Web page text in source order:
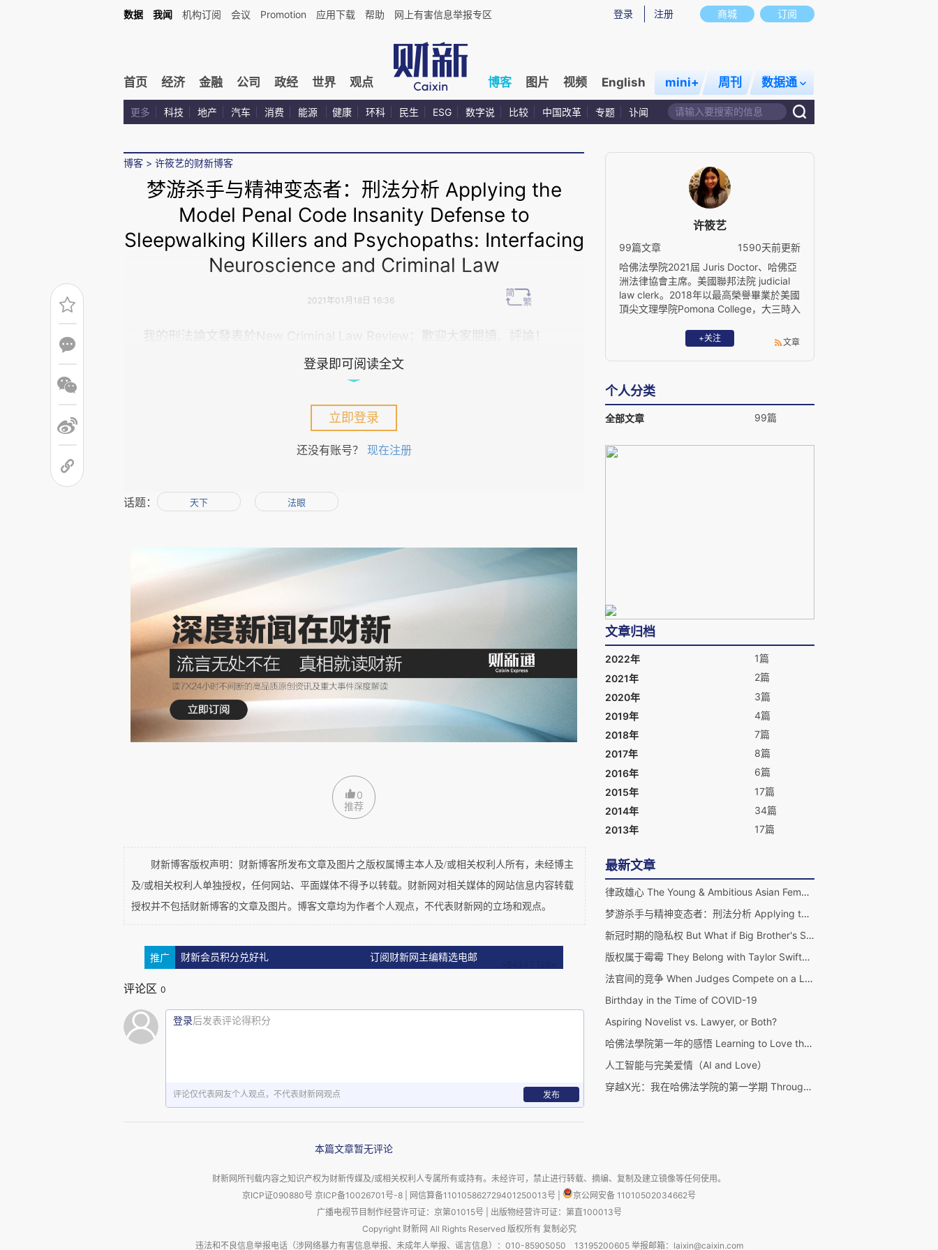
商城 订阅
登录 注册
数据 我闻 机构订阅 会议 Promotion 应用下载 帮助 网上有害信息举报专区
首页 经济 金融 公司 政经 世界 观点 博客 图片 视频 English mini+ 周刊 数据通
更多 科技 地产 汽车 消费 能源 健康 环科 民生 ESG 数字说 比较 中国改革 专题 讣闻
博客 > 许筱艺的财新博客
梦游杀手与精神变态者：刑法分析 Applying the
Model Penal Code Insanity Defense to
Sleepwalking Killers and Psychopaths: Interfacing
Neuroscience and Criminal Law
2021年01月18日 16:36
我的刑法論文發表於 New Criminal Law Review
；歡迎大家閱讀、評論！
登录即可阅读全文
立即登录
还没有账号？ 现在注册
话题： 天下 法眼
0
推荐
财新博客版权声明：财新博客所发布文章及图片之版权属博主本人及/或相关权利人所有，未经博主
及/或相关权利人单独授权，任何网站、平面媒体不得予以转载。财新网对相关媒体的网站信息内容转载
授权并不包括财新博客的文章及图片。博客文章均为作者个人观点，不代表财新网的立场和观点。
推广 财新会员积分兑好礼 订阅财新网主编精选电邮
评论区 0
登录后发表评论得积分
评论仅代表网友个人观点，不代表财新网观点 发布
本篇文章暂无评论
许筱艺
99篇文章
1590天前更新
哈佛法學院2021屆 Juris Doctor、哈佛亞
洲法律協會主席。美國聯邦法院 judicial
law clerk。2018年以最高榮譽畢業於美國
頂尖文理學院Pomona College，大三時入
擔任西班牙語榮譽協會主席。多家國際刊
物撰稿人及專欄記者、《克萊蒙特法律及
公共政策期刊》總編及《北美聯合法律期
學金最終候選人。
+关注 文章
个人分类
全部文章 99篇
文章归档
2022年
1篇
2021年
2篇
2020年
3篇
2019年
4篇
2018年
7篇
2017年
8篇
2016年
6篇
2015年
17篇
2014年
34篇
2013年
17篇
最新文章
律政雄心 The Young & Ambitious Asian Female Lawyer in "Supreme Ambitions" and "The Partner Track"
梦游杀手与精神变态者：刑法分析 Applying the Model Penal Code Insanity Defense to Sleepwalking Killers and Psychopaths: Interfacing Neuroscience and Criminal Law
新冠时期的隐私权 But What if Big Brother's Surveillance Saves Lives—Comparative Digital Privacy in the Time of Coronavirus
版权属于霉霉 They Belong with Taylor Swift™: Applying Trademark Law and Textual Analysis to the Branding of Love Song Lyrics
法官间的竞争 When Judges Compete on a Lawless Terrain: Possible Futures for Clerkship Hiring
Birthday in the Time of COVID-19
Aspiring Novelist vs. Lawyer, or Both?
哈佛法學院第一年的感悟 Learning to Love the Law
人工智能与完美爱情（AI and Love）
穿越X光：我在哈佛法学院的第一学期 Through the X-Ray—Deconstructing My First Semester at Harvard Law School (HLS)
财新网所刊载内容之知识产权为财新传媒及/或相关权利人专属所有或持有。未经许可，禁止进行转载、摘编、复制及建立镜像等任何使用。
京ICP证090880号 京ICP备10026701号-8 网信算备110105862729401250013号
京公网安备 11010502034662号
广播电视节目制作经营许可证：京第01015号
出版物经营许可证：第直100013号
Copyright 财新网 All Rights Reserved 版权所有 复制必究
违法和不良信息举报电话（涉网络暴力有害信息举报、未成年人举报、谣言信息）：010-85905050 13195200605 举报邮箱：laixin@caixin.com